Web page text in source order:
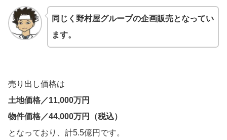
同じく野村屋グループの企画販売となってい
ます。
売り出し価格は
土地価格／11,000万円
物件価格／44,000万円（税込）
となっており、計5.5億円です。